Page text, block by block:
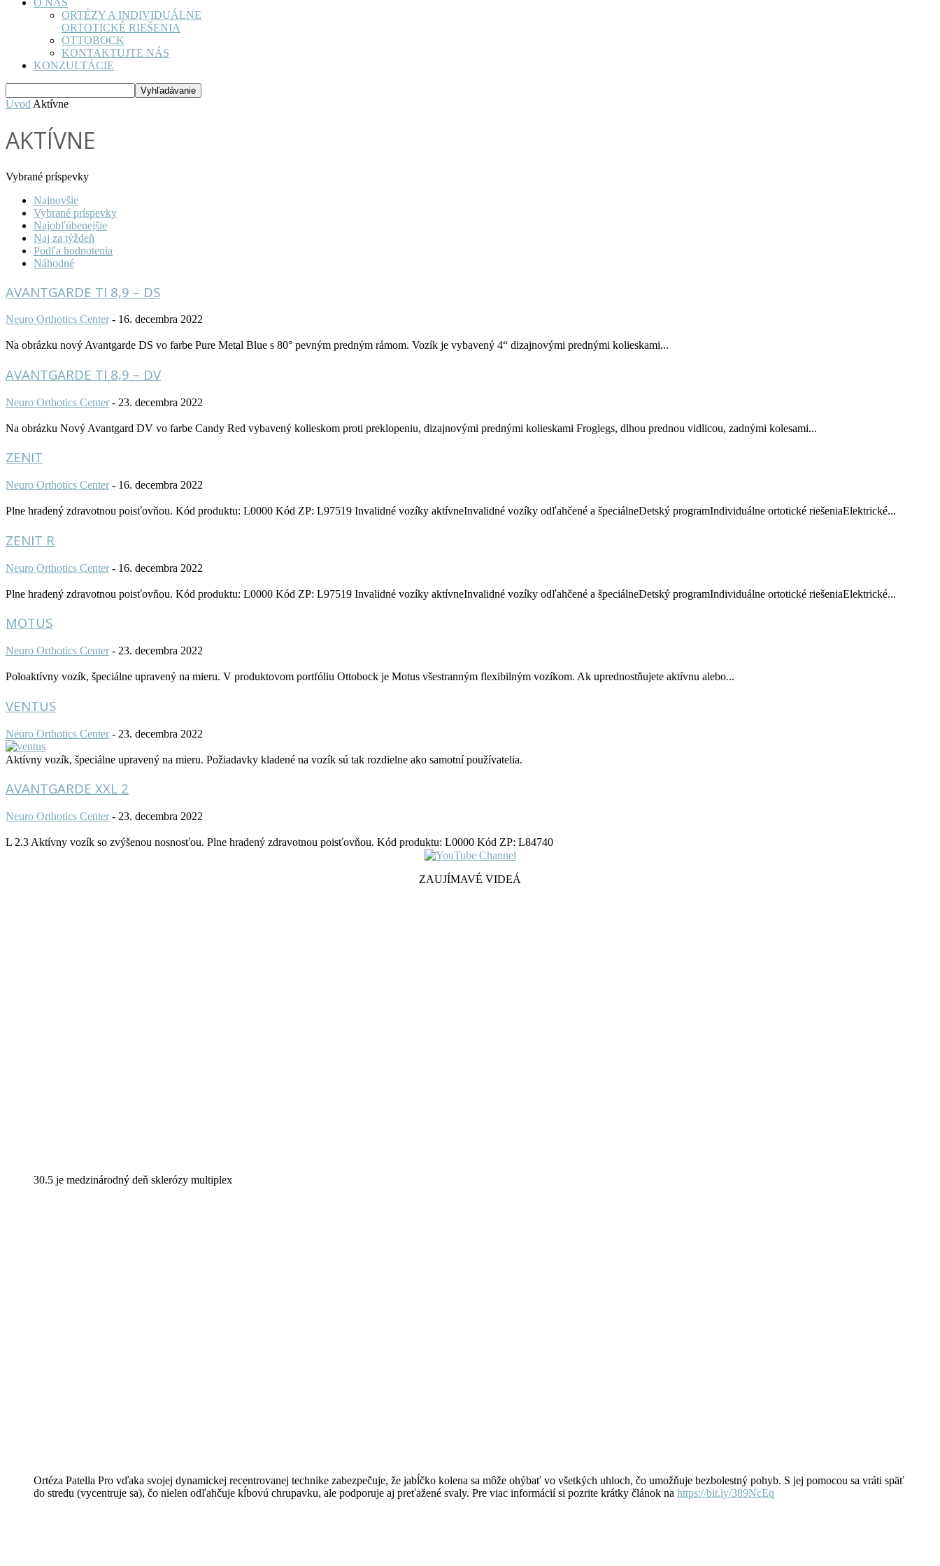
O NÁS
ORTÉZY A INDIVIDUÁLNE
ORTOTICKÉ RIEŠENIA
OTTOBOCK
KONTAKTUJTE NÁS
KONZULTÁCIE
Úvod Aktívne
AKTÍVNE
Vybrané príspevky
Najnovšie
Vybrané príspevky
Najobľúbenejšie
Naj za týždeň
Podľa hodnotenia
Náhodné
AVANTGARDE TI 8,9 – DS
Neuro Orthotics Center - 16. decembra 2022
Na obrázku nový Avantgarde DS vo farbe Pure Metal Blue s 80° pevným predným rámom. Vozík je vybavený 4“ dizajnovými prednými kolieskami...
AVANTGARDE TI 8,9 – DV
Neuro Orthotics Center - 23. decembra 2022
Na obrázku Nový Avantgard DV vo farbe Candy Red vybavený kolieskom proti preklopeniu, dizajnovými prednými kolieskami Froglegs, dlhou prednou vidlicou, zadnými kolesami...
ZENIT
Neuro Orthotics Center - 16. decembra 2022
Plne hradený zdravotnou poisťovňou. Kód produktu: L0000 Kód ZP: L97519 Invalidné vozíky aktívneInvalidné vozíky odľahčené a špeciálneDetský programIndividuálne ortotické riešeniaElektrické...
ZENIT R
Neuro Orthotics Center - 16. decembra 2022
Plne hradený zdravotnou poisťovňou. Kód produktu: L0000 Kód ZP: L97519 Invalidné vozíky aktívneInvalidné vozíky odľahčené a špeciálneDetský programIndividuálne ortotické riešeniaElektrické...
MOTUS
Neuro Orthotics Center - 23. decembra 2022
Poloaktívny vozík, špeciálne upravený na mieru. V produktovom portfóliu Ottobock je Motus všestranným flexibilným vozíkom. Ak uprednostňujete aktívnu alebo...
VENTUS
Neuro Orthotics Center - 23. decembra 2022
Aktívny vozík, špeciálne upravený na mieru. Požiadavky kladené na vozík sú tak rozdielne ako samotní používatelia.
AVANTGARDE XXL 2
Neuro Orthotics Center - 23. decembra 2022
L 2.3 Aktívny vozík so zvýšenou nosnosťou. Plne hradený zdravotnou poisťovňou. Kód produktu: L0000 Kód ZP: L84740
ZAUJÍMAVÉ VIDEÁ
30.5 je medzinárodný deň sklerózy multiplex
Ortéza Patella Pro vďaka svojej dynamickej recentrovanej technike zabezpečuje, že jabĺčko kolena sa môže ohýbať vo všetkých uhloch, čo umožňuje bezbolestný pohyb. S jej pomocou sa vráti späť
do stredu (vycentruje sa), čo nielen odľahčuje kĺbovú chrupavku, ale podporuje aj preťažené svaly. Pre viac informácií si pozrite krátky článok na https://bit.ly/389NcEq